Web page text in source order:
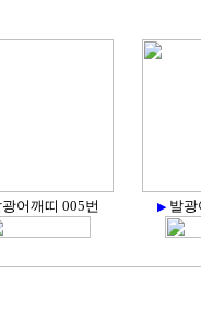
어깨띠 005번 ▶발광